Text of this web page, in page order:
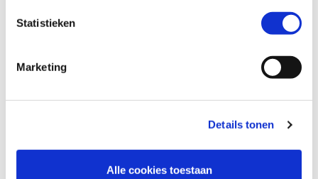
Statistieken
Marketing
Details tonen
Alle cookies toestaan
MotoPort Goes
XL 750 TRANSALP
MotoPort Goes